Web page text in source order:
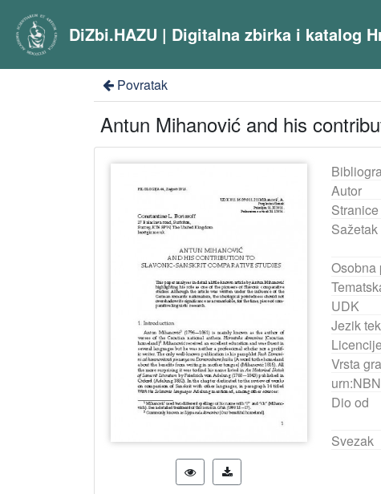
DiZbi.HAZU | Digitalna zbirka i katalog
Povratak
Antun Mihanović and his
Autor
Stranice
Sažetak
Osobna
UDK
Jezik
Licencije
Vrsta
urn:NBN
Dio od
Svezak